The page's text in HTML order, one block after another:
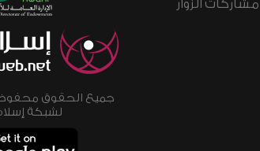
مشاركات الزوار
لشبكة